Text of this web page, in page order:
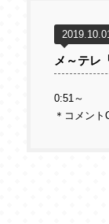
メ～テレ
0:51～
＊コメント